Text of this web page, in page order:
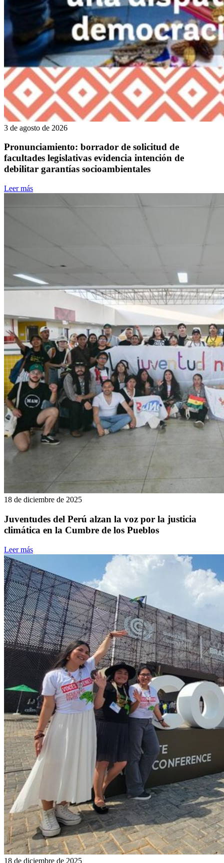
3 de agosto de 2026
Pronunciamiento: borrador de solicitud de
facultades legislativas evidencia intención de
debilitar garantías socioambientales
Leer más
18 de diciembre de 2025
Juventudes del Perú alzan la voz por la justicia
climática en la Cumbre de los Pueblos
Leer más
18 de diciembre de 2025